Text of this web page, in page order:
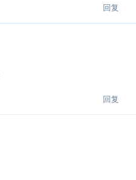
回复
回复